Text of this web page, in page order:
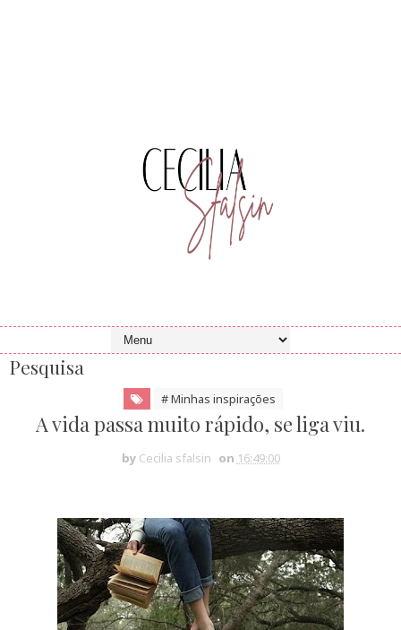
Pesquisa
# Minhas inspirações
A vida passa muito rápido, se liga viu.
by Cecilia sfalsin on 16:49:00